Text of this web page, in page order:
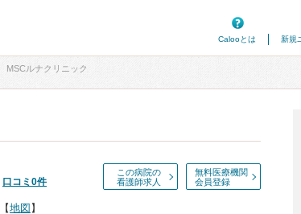
Calooとは
新規
MSCルナクリニック
この病院の
看護師求人
無料医療機関
会員登録
口コミ 0件
【地図 】